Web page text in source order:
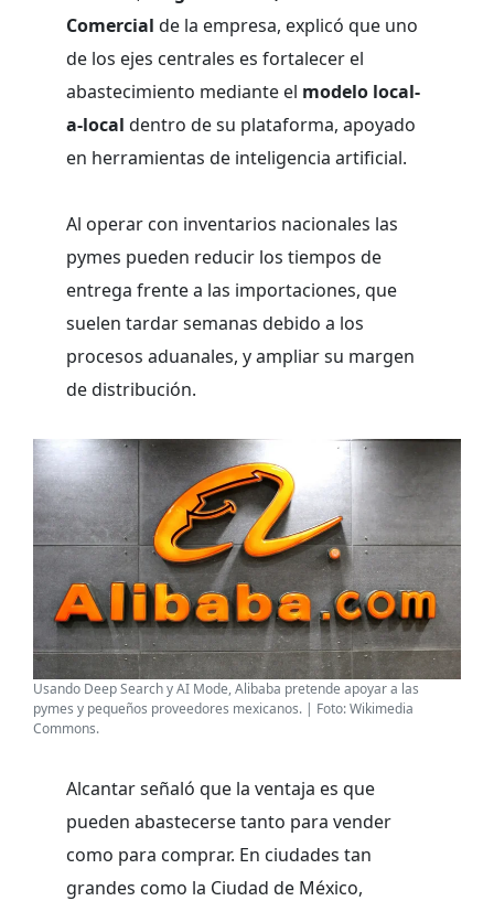
Comercial de la empresa, explicó que uno
de los ejes centrales es fortalecer el
abastecimiento mediante el modelo local-
a-local dentro de su plataforma, apoyado
en herramientas de inteligencia artificial.
Al operar con inventarios nacionales las
pymes pueden reducir los tiempos de
entrega frente a las importaciones, que
suelen tardar semanas debido a los
procesos aduanales, y ampliar su margen
de distribución.
Usando Deep Search y AI Mode, Alibaba pretende apoyar a las
pymes y pequeños proveedores mexicanos. | Foto: Wikimedia
Commons.
Alcantar señaló que la ventaja es que
pueden abastecerse tanto para vender
como para comprar. En ciudades tan
grandes como la Ciudad de México,